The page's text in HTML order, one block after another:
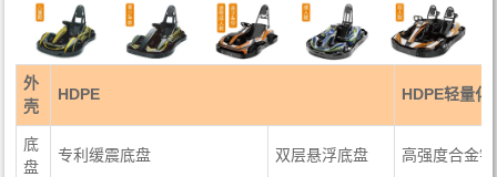
外
壳
HDPE HDPE轻量化
底
盘
专利缓震底盘 双层悬浮底盘 高强度合金